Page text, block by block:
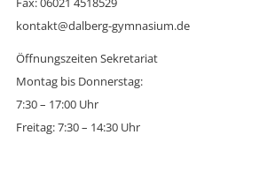
kontakt@dalberg-gymnasium.de
Öffnungszeiten Sekretariat
Montag bis Donnerstag:
7:30 – 17:00 Uhr
Freitag: 7:30 – 14:30 Uhr